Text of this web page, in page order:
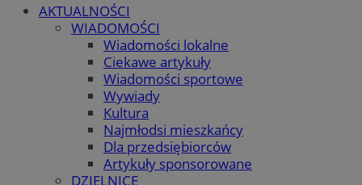
AKTUALNOŚCI
WIADOMOŚCI
Wiadomości lokalne
Ciekawe artykuły
Wiadomości sportowe
Wywiady
Kultura
Najmłodsi mieszkańcy
Dla przedsiębiorców
Artykuły sponsorowane
DZIELNICE